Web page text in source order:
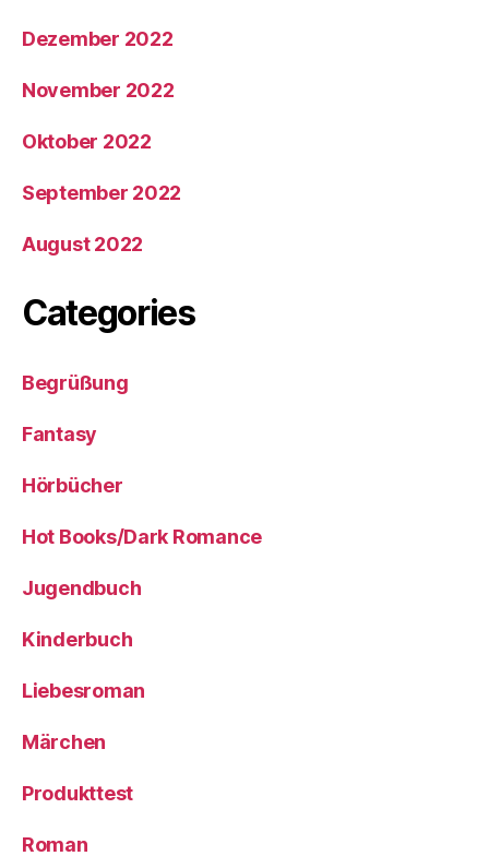
Dezember 2022
November 2022
Oktober 2022
September 2022
August 2022
Categories
Begrüßung
Fantasy
Hörbücher
Hot Books/Dark Romance
Jugendbuch
Kinderbuch
Liebesroman
Märchen
Produkttest
Roman